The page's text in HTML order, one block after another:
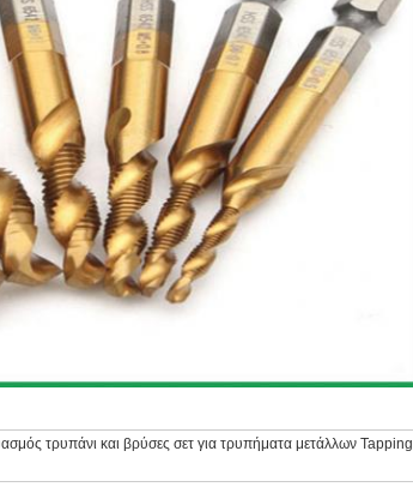
τρυπάνι και βρύσες σετ για τρυπήματα μετάλλων Tapping